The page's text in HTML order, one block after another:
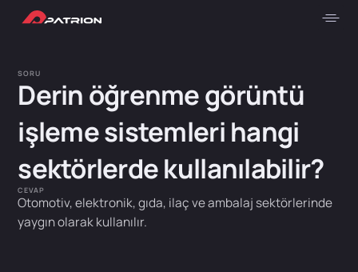
SORU
Derin öğrenme görüntü
işleme sistemleri hangi
sektörlerde kullanılabilir?
CEVAP
Otomotiv, elektronik, gıda, ilaç ve ambalaj sektörlerinde
yaygın olarak kullanılır.